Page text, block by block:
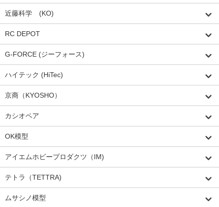
近藤科学 (KO)
RC DEPOT
G-FORCE (ジーフォース)
ハイテック (HiTec)
京商（KYOSHO）
カシオペア
OK模型
アイエムホビープロダクツ（IM)
テトラ（TETTRA)
ムサシノ模型